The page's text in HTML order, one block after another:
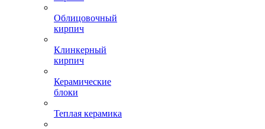
Облицовочный
кирпич
Клинкерный
кирпич
Керамические
блоки
Теплая керамика